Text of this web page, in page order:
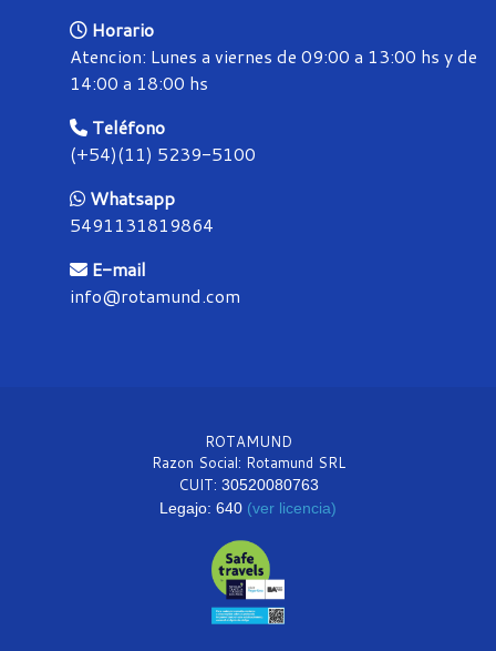
Horario
Atencion: Lunes a viernes de 09:00 a 13:00 hs y de
14:00 a 18:00 hs
Teléfono
(+54)(11) 5239-5100
Whatsapp
5491131819864
E-mail
info@rotamund.com
ROTAMUND
Razon Social: Rotamund SRL
CUIT: 30520080763
Legajo: 640 (ver licencia)